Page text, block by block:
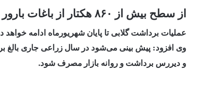
از سطح بیش از ۸۶۰ هکتار از باغات بارور استان اصفهان اظهار داشت:
عملیات برداشت گلابی تا پایان شهریورماه ادامه
وی افزود: پیش بینی می‌شود در سال زراعی جاری بالغ بر ۶ هزار تن انواع گلابی زود رس
و دیررس برداشت و روانه بازار مصرف شود.